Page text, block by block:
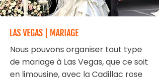
LAS VEGAS | MARIAGE
Nous pouvons organiser tout type
de mariage à Las Vegas, que ce soit
en limousine, avec la Cadillac rose